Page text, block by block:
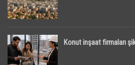
Konut inşaat firmaları